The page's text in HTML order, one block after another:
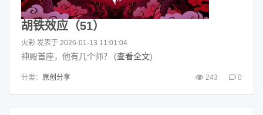
胡铁效应（51）
火彩 发表于 2026-01-13 11:01:04
神殿首座，他有几个师？ (查看全文)
分类： 原创分享 243 0